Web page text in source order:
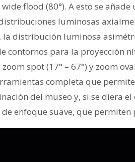
flood (80°). A esto se añade
luminosas
la distribución luminosa
contornos para la proyección
spot (17° – 67°) y zoom
completa que
del museo y, si se diera el
enfoque suave, que permiten